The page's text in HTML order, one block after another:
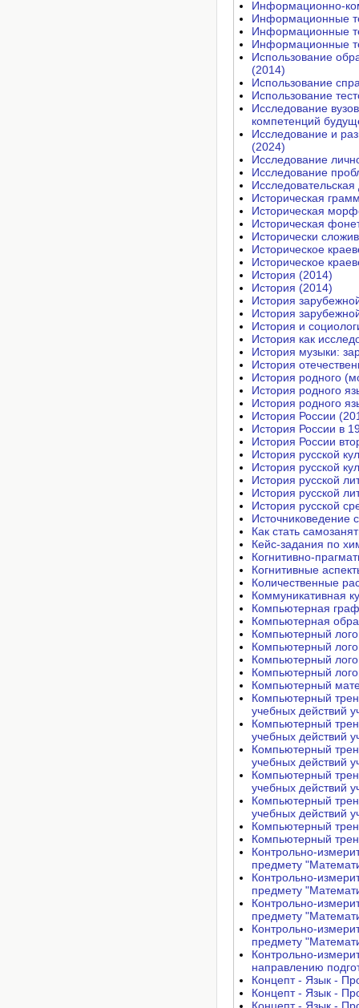
Информационно-
Информационные
Информационные
Информационные
Использование
(2014)
Использование
Использование
Исследование
компетенций
Исследование и
(2024)
Исследование
Исследование
Историческая
Историческая
Историческая
Исторически
Историческое
Историческое
История (2014)
История (2014)
История
История
История и
История как
История музыки:
История
История родного
История родного
История родного
История России
История России в
История России
История русской
История русской
История русской
История русской
История русской
Источниковедение
Как стать
Кейс-задания по
Когнитивно-
Когнитивные
Количественные
Коммуникативная
Компьютерная
Компьютерная
Компьютерный
Компьютерный
Компьютерный
Компьютерный
Компьютерный
Компьютерный
учебных действий
Компьютерный
учебных действий
Компьютерный
учебных действий
Компьютерный
учебных действий
Компьютерный
учебных действий
Компьютерный
Компьютерный
Контрольно-
предмету
Контрольно-
предмету
Контрольно-
предмету
Контрольно-
предмету
Контрольно-
направлению
Концепт - Язык -
Концепт - Язык -